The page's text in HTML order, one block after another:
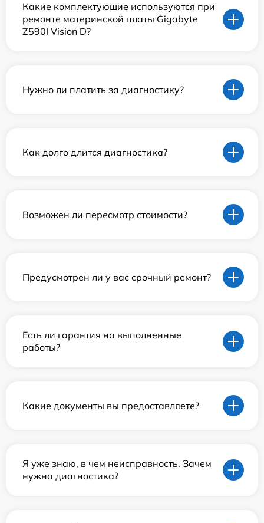
Какие комплектующие используются при
ремонте материнской платы Gigabyte
Z590I Vision D?
Нужно ли платить за диагностику?
Как долго длится диагностика?
Возможен ли пересмотр стоимости?
Предусмотрен ли у вас срочный ремонт?
Есть ли гарантия на выполненные
работы?
Какие документы вы предоставляете?
Я уже знаю, в чем неисправность. Зачем
нужна диагностика?